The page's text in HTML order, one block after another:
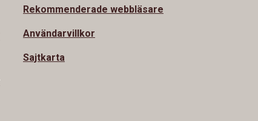
Rekommenderade webbläsare
Användarvillkor
Sajtkarta